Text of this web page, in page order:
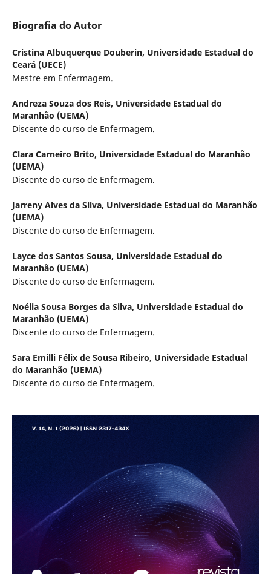
Biografia do Autor
Cristina Albuquerque Douberin, Universidade Estadual do
Ceará (UECE)
Mestre em Enfermagem.
Andreza Souza dos Reis, Universidade Estadual do
Maranhão (UEMA)
Discente do curso de Enfermagem.
Clara Carneiro Brito, Universidade Estadual do Maranhão
(UEMA)
Discente do curso de Enfermagem.
Jarreny Alves da Silva, Universidade Estadual do Maranhão
(UEMA)
Discente do curso de Enfermagem.
Layce dos Santos Sousa, Universidade Estadual do
Maranhão (UEMA)
Discente do curso de Enfermagem.
Noélia Sousa Borges da Silva, Universidade Estadual do
Maranhão (UEMA)
Discente do curso de Enfermagem.
Sara Emilli Félix de Sousa Ribeiro, Universidade Estadual
do Maranhão (UEMA)
Discente do curso de Enfermagem.